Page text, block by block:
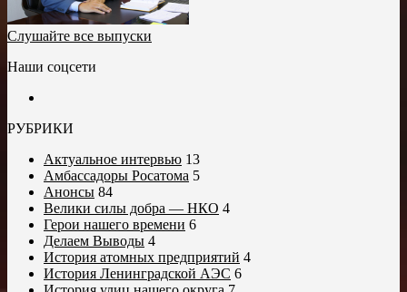
Слушайте все выпуски
Наши соцсети
РУБРИКИ
Актуальное интервью 13
Амбассадоры Росатома 5
Анонсы 84
Велики силы добра — НКО 4
Герои нашего времени 6
Делаем Выводы 4
История атомных предприятий 4
История Ленинградской АЭС 6